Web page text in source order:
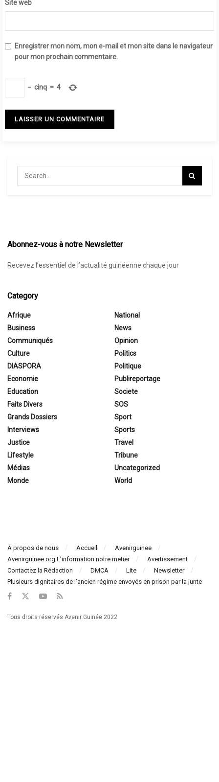
Site web
Enregistrer mon nom, mon e-mail et mon site dans le navigateur
pour mon prochain commentaire.
− cinq = 4
Abonnez-vous à notre Newsletter
Recevez l’essentiel de l’actualité guinéenne chaque jour
Category
Afrique
Business
Communiqués
Culture
DIASPORA
Economie
Education
Faits Divers
Grands Dossiers
Interviews
Justice
Lifestyle
Médias
Monde
National
News
Opinion
Politics
Politique
Publireportage
Societe
SOS
Sport
Sports
Travel
Tribune
Uncategorized
World
Á propos de nous Accueil
Avenirguinee
Avenirguinee.org L’information notre metier
Avertissement
Contactez la Rédaction
DMCA Lite
Newsletter
Plusieurs dignitaires de l’ancien régime envoyés en prison par la junte
Tous droits réservés Avenir Guinée 2022